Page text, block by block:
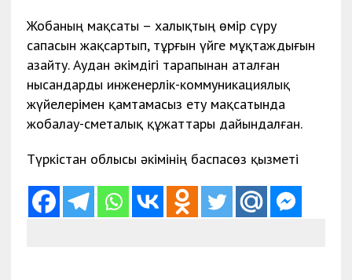
Жобаның мақсаты – халықтың өмір сүру
сапасын жақсартып, тұрғын үйге мұқтаждығын
азайту. Аудан әкімдігі тарапынан аталған
нысандарды инженерлік-коммуникациялық
жүйелерімен қамтамасыз ету мақсатында
жобалау-сметалық құжаттары дайындалған.
Түркістан облысы әкімінің баспасөз қызметі